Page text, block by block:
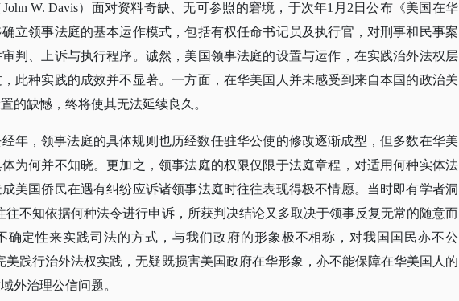
W. Davis）面对资料奇缺、无可参照的窘境，于次年1月2日公布《美国在华
立领事法庭的基本运作模式，包括有权任命书记员及执行官，对刑事和民事案
判、上诉与执行程序。诚然，美国领事法庭的设置与运作，在实践治外法权层
此种实践的成效并不显著。一方面，在华美国人并未感受到来自本国的政治关
的缺憾，终将使其无法延续良久。
年，领事法庭的具体规则也历经数任驻华公使的修改逐渐成型，但多数在华美
为何并不知晓。更加之，领事法庭的权限仅限于法庭章程，对适用何种实体法
美国侨民在遇有纠纷应诉诸领事法庭时往往表现得极不情愿。当时即有学者洞
往不知依据何种法令进行申诉，所获判决结论又多取决于领事反复无常的随意而
确定性来实践司法的方式，与我们政府的形象极不相称，对我国国民亦不公
美践行治外法权实践，无疑既损害美国政府在华形象，亦不能保障在华美国人的
外治理公信问题。